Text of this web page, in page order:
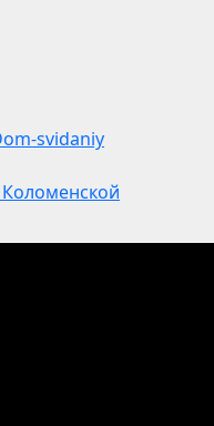
svidaniy
Коломенской